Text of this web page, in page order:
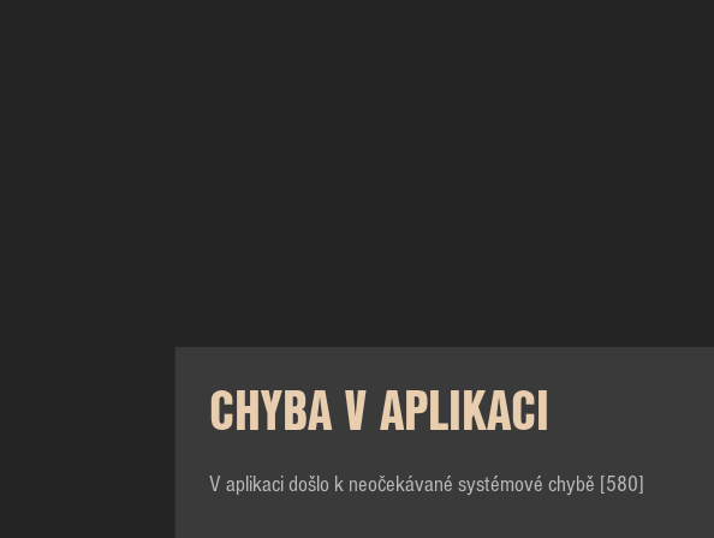
CHYBA V APLIKACI
V aplikaci došlo k neočekávané systémové chybě [580]